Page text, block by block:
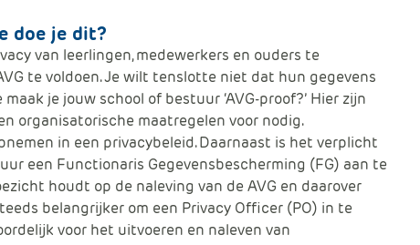
doe je dit?
van leerlingen, medewerkers en ouders te
te voldoen. Je wilt tenslotte niet dat hun gegevens
je jouw school of bestuur ‘AVG-proof?’ Hier zijn
organisatorische maatregelen voor nodig.
in een privacybeleid. Daarnaast is het verplicht
een Functionaris Gegevensbescherming (FG) aan te
houdt op de naleving van de AVG en daarover
belangrijker om een Privacy Officer(PO) in te
voor het uitvoeren en naleven van